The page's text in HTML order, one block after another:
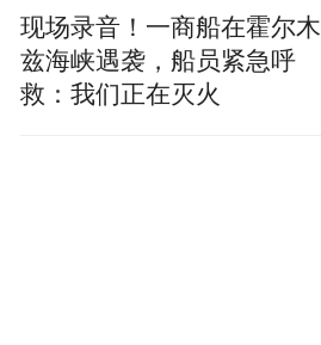
现场录音！一商船在霍尔木
兹海峡遇袭，船员紧急呼
救：我们正在灭火